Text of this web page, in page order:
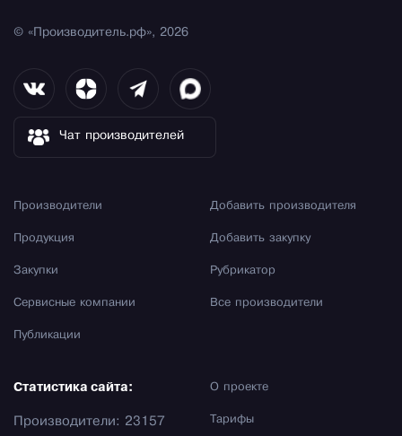
© «Производитель.рф», 2026
Чат производителей
Производители
Продукция
Закупки
Сервисные компании
Публикации
Добавить производителя
Добавить закупку
Рубрикатор
Все производители
О проекте
Тарифы
Статистика сайта:
Производители: 23157